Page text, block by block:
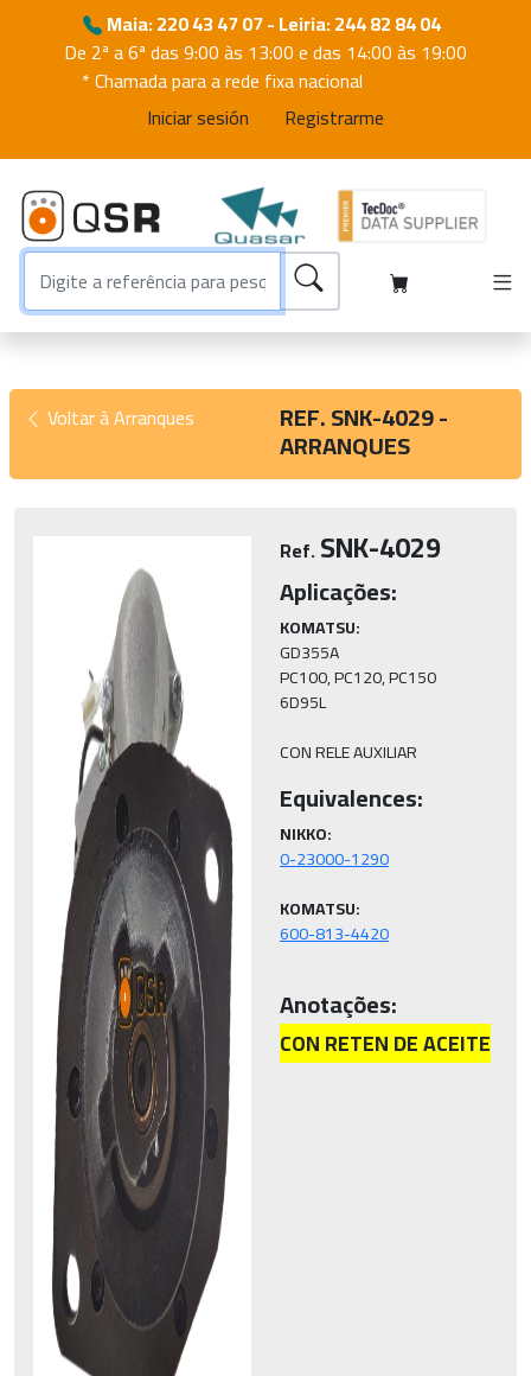
Maia: 220 43 47 07 - Leiria: 244 82 84 04
De 2ª a 6ª das 9:00 às 13:00 e das 14:00 às 19:00
* Chamada para a rede fixa nacional
Iniciar sesión
Registrarme
Voltar à Arranques REF. SNK-4029 -
ARRANQUES
Ref.SNK-4029
Aplicações:
KOMATSU:
GD355A
PC100, PC120, PC150
6D95L
CON RELE AUXILIAR
Equivalences:
NIKKO:
KOMATSU:
Anotações:
CON RETEN DE ACEITE